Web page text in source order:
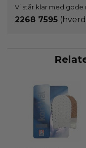
Vi står klar med gode
2268 7595